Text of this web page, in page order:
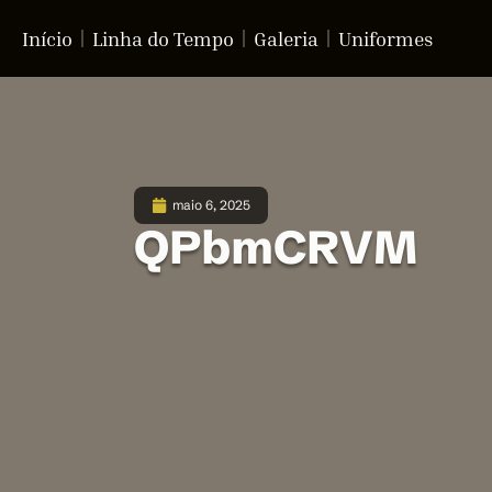
Início Linha do Tempo Galeria Uniformes
maio 6, 2025
QPbmCRVM